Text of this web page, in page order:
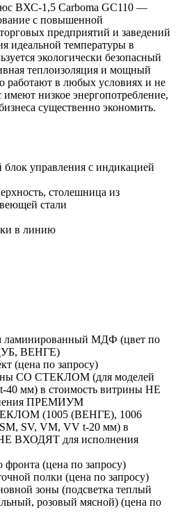
ВХС-1,5 Carboma GC110 —
с повышенной
предприятий и заведений
идеальной температуры в
экологически безопасный
теплоизоляция и мощный
работают в любых условиях и не
низкое энергопотребление,
существенно экономить.
управления с индикацией
столешница из
стали
в линию
ламинированный МДФ (цвет по
ВЕНГЕ)
(цена по запросу)
СО СТЕКЛОМ (для моделей
40 мм) в стоимость витрины НЕ
ПРЕМИУМ
(1005 (ВЕНГЕ), 1006
SV, VM, VV t-20 мм) в
ВХОДЯТ для исполнения
фронта (цена по запросу)
полки (цена по запросу)
зоны (подсветка теплый
розовый мясной) (цена по